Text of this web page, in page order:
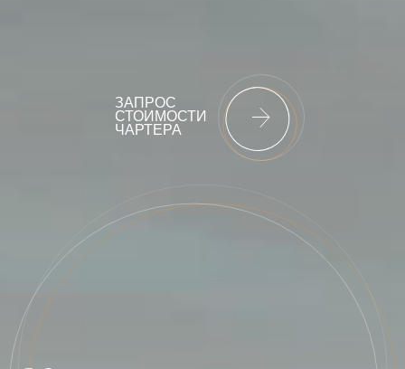
ЗАПРОС
СТОИМОСТИ
ЧАРТЕРА